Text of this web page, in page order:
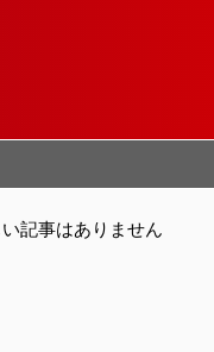
記事はありません